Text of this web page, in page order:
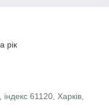
рік
61120, Харків,